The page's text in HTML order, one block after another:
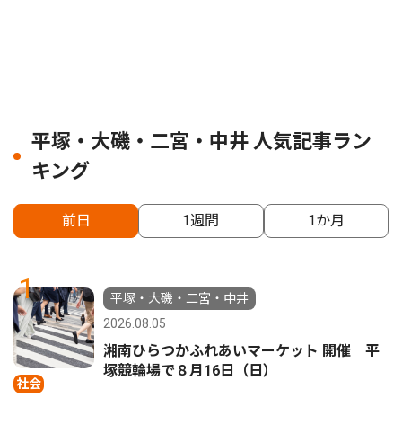
平塚・大磯・二宮・中井 人気記事ラン
キング
前日 1週間 1か月
1
社会
平塚・大磯・二宮・中井
2026.08.05
湘南ひらつかふれあいマーケット 開催 平
塚競輪場で８月16日（日）